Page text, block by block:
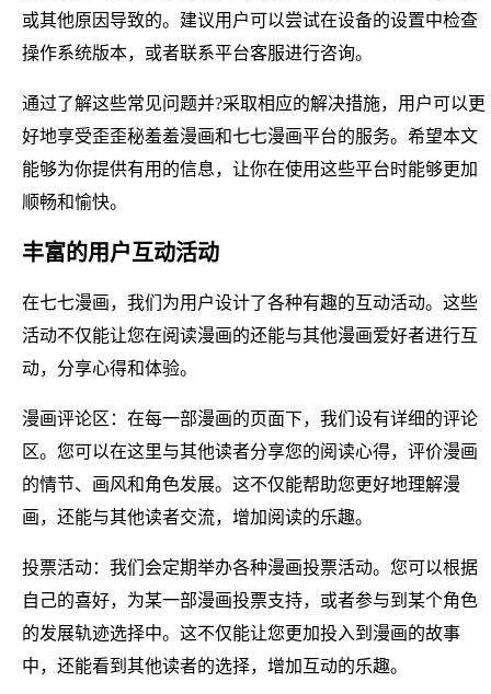
或其他原因导致的。建议用户可以尝试在设备的设置中检查
操作系统版本，或者联系平台客服进行咨询。
通过了解这些常见问题并?采取相应的解决措施，用户可以更
好地享受歪歪秘羞羞漫画和七七漫画平台的服务。希望本文
能够为你提供有用的信息，让你在使用这些平台时能够更加
顺畅和愉快。
丰富的用户互动活动
在七七漫画，我们为用户设计了各种有趣的互动活动。这些
活动不仅能让您在阅读漫画的还能与其他漫画爱好者进行互
动，分享心得和体验。
漫画评论区：在每一部漫画的页面下，我们设有详细的评论
区。您可以在这里与其他读者分享您的阅读心得，评价漫画
的情节、画风和角色发展。这不仅能帮助您更好地理解漫
画，还能与其他读者交流，增加阅读的乐趣。
投票活动：我们会定期举办各种漫画投票活动。您可以根据
自己的喜好，为某一部漫画投票支持，或者参与到某个角色
的发展轨迹选择中。这不仅能让您更加投入到漫画的故事
中，还能看到其他读者的选择，增加互动的乐趣。